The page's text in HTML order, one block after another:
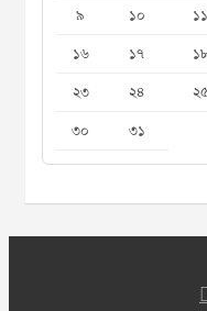
৯
১০ ১১
১৬
১৭
২৩
২৪ ২৫
৩০
৩১